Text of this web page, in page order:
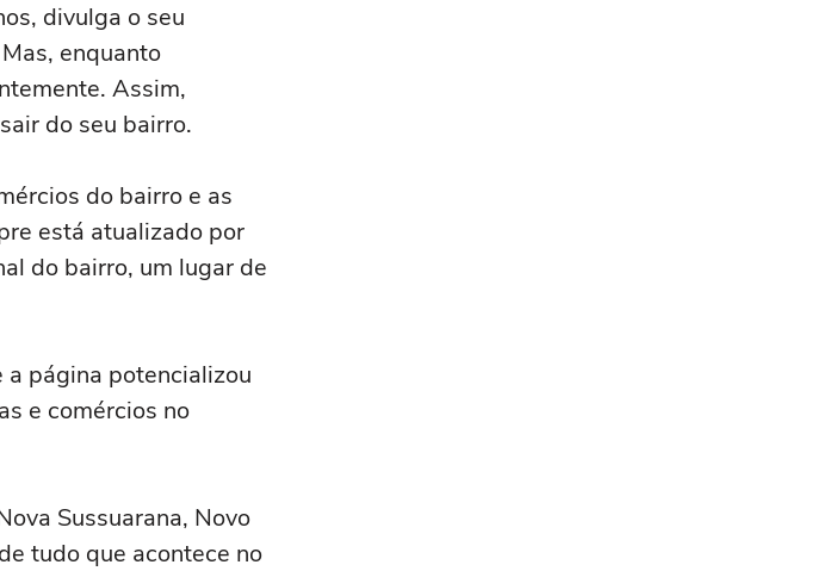
divulga o seu
enquanto
Assim,
do seu bairro.
do bairro e as
está atualizado por
do bairro, um lugar de
a página potencializou
e comércios no
Sussuarana, Novo
tudo que acontece no